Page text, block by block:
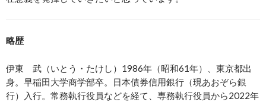
略歴
伊東 武（いとう・たけし）1986年（昭和61年）、東京都出
身。早稲田大学商学部卒。日本債券信用銀行（現あおぞら銀
行）入行。常務執行役員などを経て、専務執行役員から2022年